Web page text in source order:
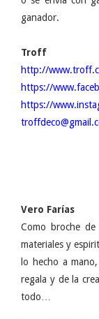
ganador.
Troff
http://
https://
https://
Vero Farías
Como broche
materiales y
lo hecho a
regala y de la
todo…